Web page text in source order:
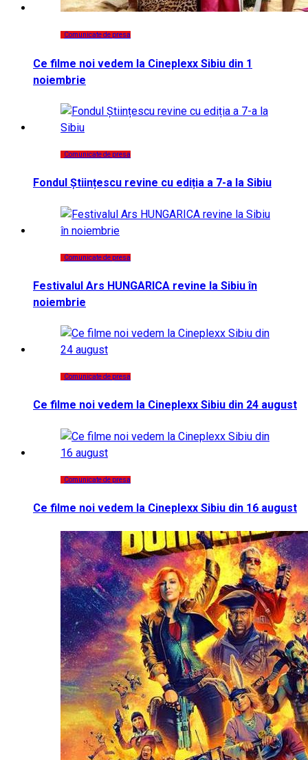
Comunicate de presa
Ce filme noi vedem la Cineplexx Sibiu din 1
noiembrie
Comunicate de presa
Fondul Științescu revine cu ediția a 7-a la Sibiu
Comunicate de presa
Festivalul Ars HUNGARICA revine la Sibiu în
noiembrie
Comunicate de presa
Ce filme noi vedem la Cineplexx Sibiu din 24 august
Comunicate de presa
Ce filme noi vedem la Cineplexx Sibiu din 16 august